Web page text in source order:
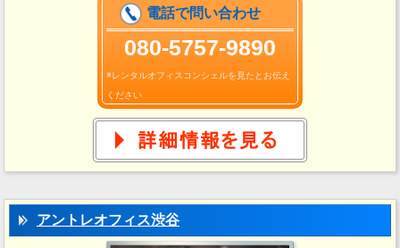
電話で問い合わせ
080-5757-9890
※レンタルオフィスコンシェルを見たとお伝え
ください
アントレオフィス渋谷